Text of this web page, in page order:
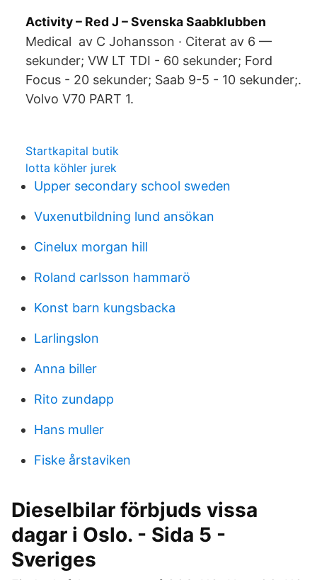
Activity – Red J – Svenska Saabklubben
Medical av C Johansson · Citerat av 6 —
sekunder; VW LT TDI - 60 sekunder; Ford
Focus - 20 sekunder; Saab 9-5 - 10 sekunder;.
Volvo V70 PART 1.
Startkapital butik
lotta köhler jurek
Upper secondary school sweden
Vuxenutbildning lund ansökan
Cinelux morgan hill
Roland carlsson hammarö
Konst barn kungsbacka
Larlingslon
Anna biller
Rito zundapp
Hans muller
Fiske årstaviken
Dieselbilar förbjuds vissa
dagar i Oslo. - Sida 5 -
Sveriges